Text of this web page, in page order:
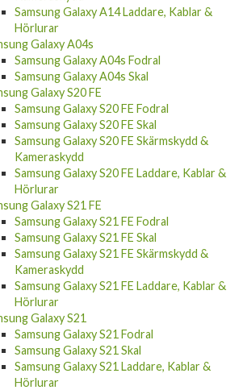
Samsung Galaxy A14 Laddare, Kablar &
Hörlurar
Galaxy A04s
Samsung Galaxy A04s Fodral
Samsung Galaxy A04s Skal
Galaxy S20 FE
Samsung Galaxy S20 FE Fodral
Samsung Galaxy S20 FE Skal
Samsung Galaxy S20 FE Skärmskydd &
Kameraskydd
Samsung Galaxy S20 FE Laddare, Kablar &
Hörlurar
Galaxy S21 FE
Samsung Galaxy S21 FE Fodral
Samsung Galaxy S21 FE Skal
Samsung Galaxy S21 FE Skärmskydd &
Kameraskydd
Samsung Galaxy S21 FE Laddare, Kablar &
Hörlurar
Galaxy S21
Samsung Galaxy S21 Fodral
Samsung Galaxy S21 Skal
Samsung Galaxy S21 Laddare, Kablar &
Hörlurar